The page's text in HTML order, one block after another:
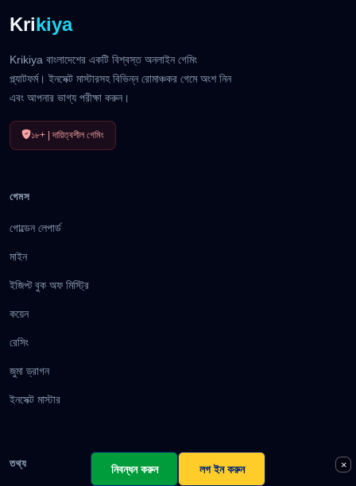
Krikiya
Krikiya বাংলাদেশের একটি বিশ্বস্ত অনলাইন গেমিং
প্ল্যাটফর্ম। ইনসেক্ট মাস্টারসহ বিভিন্ন রোমাঞ্চকর গেমে অংশ নিন
এবং আপনার ভাগ্য পরীক্ষা করুন।
১৮+ | দায়িত্বশীল গেমিং
গেমস
গোল্ডেন লেপার্ড
মাইন
ইজিপ্ট বুক অফ মিস্ট্রি
কয়েন
রেসিং
জুমা ড্রাগন
ইনসেক্ট মাস্টার
তথ্য ×
নিবন্ধন করুন লগ ইন করুন